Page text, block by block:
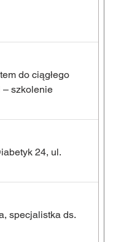
do ciągłego
– szkolenie
24, ul.
specjalistka ds.